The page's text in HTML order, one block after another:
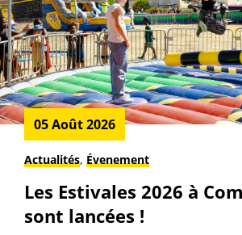
05 Août 2026
Actualités, Évenement
Les Estivales 2026 à
sont lancées !